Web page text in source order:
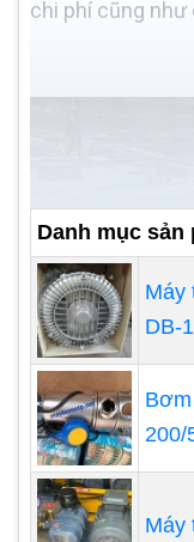
chi phí cũng
Danh mục sản
Máy
DB-
200/
Máy